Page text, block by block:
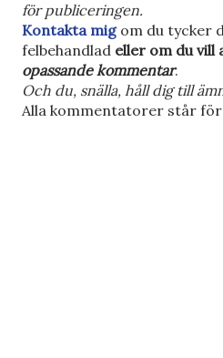
a
e
n
k
o
m
för publiceringen.
Kontakta migom du tycker
felbehandlad eller om du vill
opassande kommentar.
Och du, snälla, håll dig till
Alla kommentatorer står för